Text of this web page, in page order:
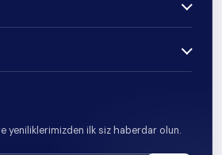
yeniliklerimizden ilk siz haberdar olun.